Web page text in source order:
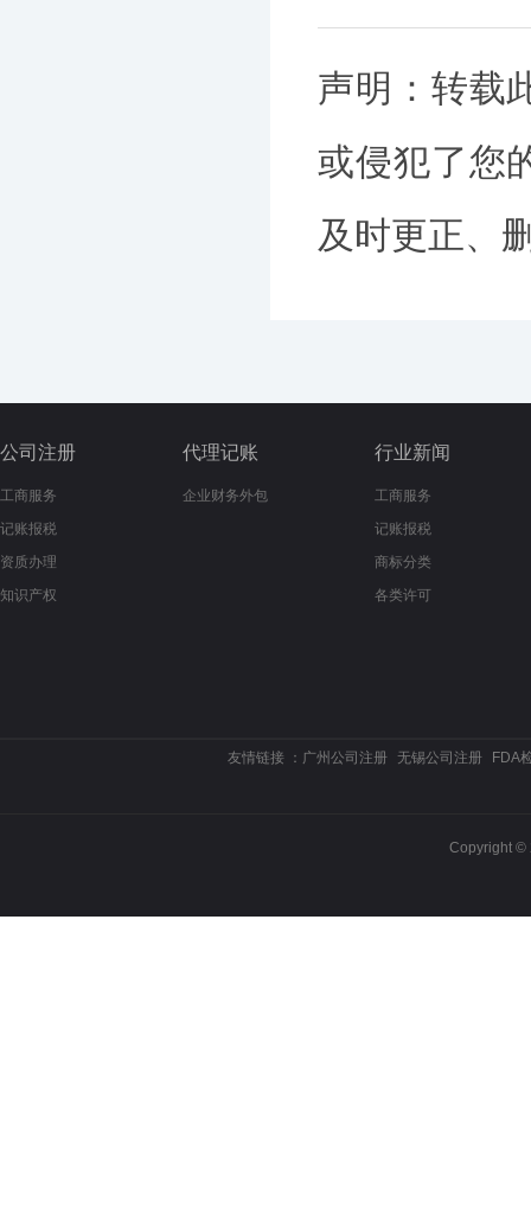
声明：转载
或侵犯了您
及时更正、
公司注册
工商服务
记账报税
资质办理
知识产权
代理记账
企业财务外包
行业新闻
工商服务
记账报税
商标分类
各类许可
友情链接 ： 广州公司注册 无锡公司注册 FDA
Copyright ©